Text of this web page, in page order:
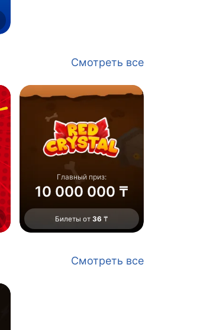
Смотреть все
Главный приз:
10 000 000 ₸
Билеты от36 ₸
Смотреть все